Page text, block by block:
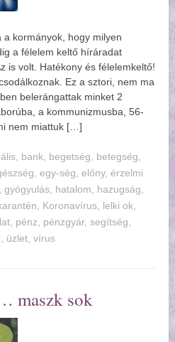
kormányok, hogy milyen
a félelem keltő híráradat
is volt. Hatékony és félelemkeltő!
Ez a sztori, nem ma
belerángattak minket 2
a kommunizmusba, 56-
nem miattuk […]
, bank, begetség, betegség,
,egy-ség,előny,érzelmi
,gyógyulás, hatalom, hazugság,
, Koronavírus, lelki ok,
, pénz, pénzgyár,segítség,
, üzlet,vírus
maszk sok